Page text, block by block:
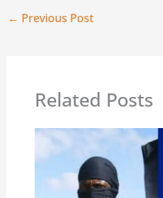
← Previous Post
Related Posts